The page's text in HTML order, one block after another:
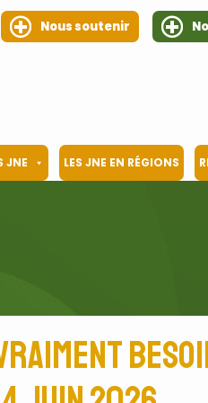
Nous soutenir
JNE LES JNE EN RÉGIONS